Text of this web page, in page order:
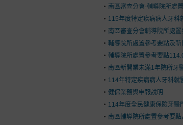
南區審查分會-輔導院所處
115年度特定疾病病人牙科
南區審查分會輔導院所處置
輔導院所處置參考要點及新
輔導院所處置參考要點
南區新開業未滿1年院所牙
114年特定疾病病人牙科就
健保業務與申報說明
114年度全民健康保險牙醫
南區輔導院所處置參考要